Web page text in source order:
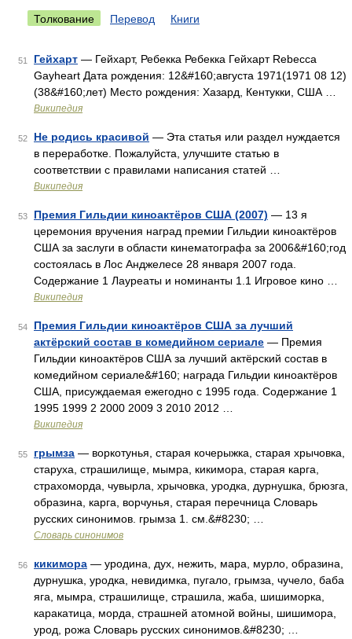
Толкование Перевод Книги
51 Гейхарт — Гейхарт, Ребекка Ребекка Гейхарт Rebecca
Gayheart Дата рождения: 12&#160;августа 1971(1971 08 12)
(38&#160;лет) Место рождения: Хазард, Кентукки, США …
Википедия
52 Не родись красивой — Эта статья или раздел нуждается
в переработке. Пожалуйста, улучшите статью в
соответствии с правилами написания статей …
Википедия
53 Премия Гильдии киноактёров США (2007) — 13 я
церемония вручения наград премии Гильдии киноактёров
США за заслуги в области кинематографа за 2006&#160;год
состоялась в Лос Анджелесе 28 января 2007 года.
Содержание 1 Лауреаты и номинанты 1.1 Игровое кино …
Википедия
54
Премия Гильдии киноактёров США за лучший
актёрский состав в комедийном сериале — Премия
Гильдии киноактёров США за лучший актёрский состав в
комедийном сериале&#160; награда Гильдии киноактёров
США, присуждаемая ежегодно с 1995 года. Содержание 1
1995 1999 2 2000 2009 3 2010 2012 …
Википедия
55 грымза — воркотунья, старая кочерыжка, старая хрычовка,
старуха, страшилище, мымра, кикимора, старая карга,
страхоморда, чувырла, хрычовка, уродка, дурнушка, брюзга,
образина, карга, ворчунья, старая перечница Словарь
русских синонимов. грымза 1. см.&#8230; …
Словарь синонимов
56 кикимора — уродина, дух, нежить, мара, мурло, образина,
дурнушка, уродка, невидимка, пугало, грымза, чучело, баба
яга, мымра, страшилище, страшила, жаба, шишиморка,
каракатица, морда, страшней атомной войны, шишимора,
урод, рожа Словарь русских синонимов.&#8230; …